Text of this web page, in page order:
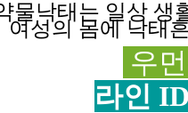
물낙태는 일상 생
여성의 몸에 낙태
우
라인